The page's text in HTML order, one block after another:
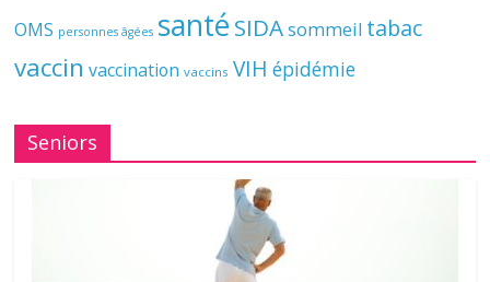
OMS personnes âgées santé SIDAsommeil tabac
vaccin vaccination vaccins VIH épidémie
Seniors